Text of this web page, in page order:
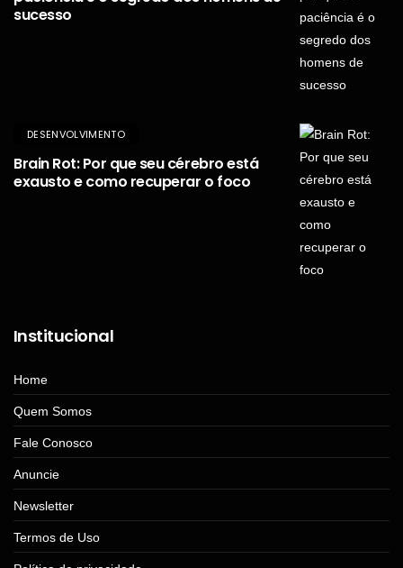
sucesso
DESENVOLVIMENTO
Brain Rot: Por que seu cérebro está
exausto e como recuperar o foco
Institucional
Home
Quem Somos
Fale Conosco
Anuncie
Newsletter
Termos de Uso